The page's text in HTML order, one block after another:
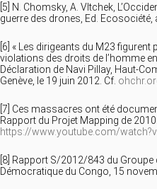
[5] N. Chomsky, A. Vltchek,
guerre des drones, Ed. Ecosociété,
[6] « Les dirigeants du M23
violations des droits de l’homme
Déclaration de Navi Pillay, Haut-
Genève, le 19 juin 2012. Cf.
[7] Ces massacres ont été
Rapport du Projet Mapping de
https://www.youtube.com/
[8] Rapport S/2012/843 du Groupe
Démocratique du Congo, 15